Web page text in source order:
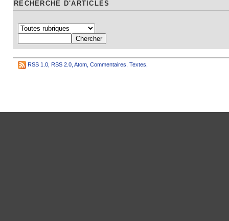
RECHERCHE D'ARTICLES
RSS 1.0 RSS 2.0 Atom Commentaires Textes